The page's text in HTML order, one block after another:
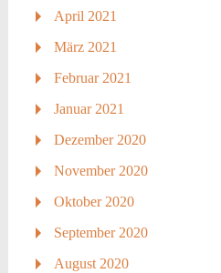
April 2021
März 2021
Februar 2021
Januar 2021
Dezember 2020
November 2020
Oktober 2020
September 2020
August 2020